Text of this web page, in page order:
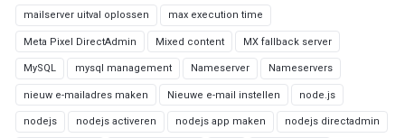
mailserver uitval oplossen max execution time
Meta Pixel DirectAdmin Mixed content MX fallback server
MySQL mysql management Nameserver Nameservers
nieuw e-mailadres maken Nieuwe e-mail instellen node.js
nodejs nodejs activeren nodejs app maken nodejs directadmin